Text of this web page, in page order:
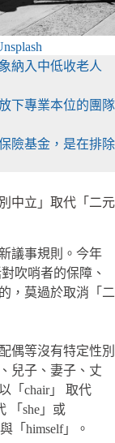
納入中低收老人
下專業本位的團隊
險基金，是在排除
中立」取代「二元
議事規則。今年
吹哨者的保障、
，莫過於取消「二
偶等沒有特定性別
兒子、妻子、丈
「chair」 取代
「she」或
「himself」。